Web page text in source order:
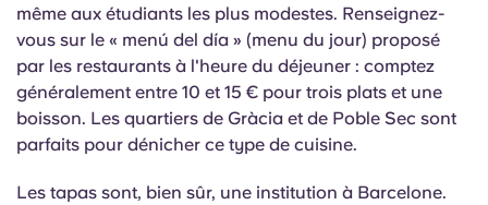
même aux étudiants les plus modestes. Renseignez-
vous sur le « menú del día » (menu du jour) proposé
par les restaurants à l'heure du déjeuner : comptez
généralement entre 10 et 15 € pour trois plats et une
boisson. Les quartiers de Gràcia et de Poble Sec sont
parfaits pour dénicher ce type de cuisine.
Les tapas sont, bien sûr, une institution à Barcelone.